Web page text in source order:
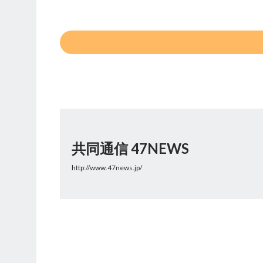
共同通信 47NEWS
http://www.47news.jp/